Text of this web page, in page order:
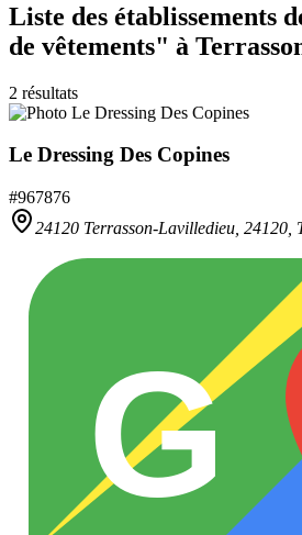
Liste des établissements
de vêtements" à
2 résultats
Le Dressing Des Copines
#967876
24120 Terrasson-Lavilledieu, 24120
G